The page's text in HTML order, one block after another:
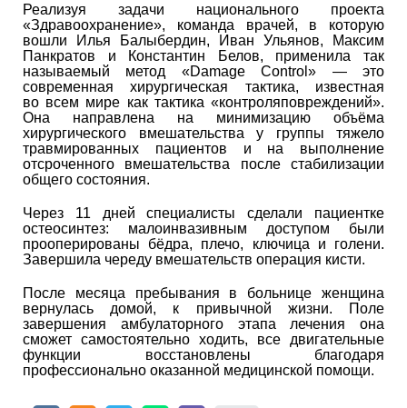
Реализуя задачи национального проекта
«Здравоохранение», команда врачей, в которую
вошли Илья Балыбердин, Иван Ульянов, Максим
Панкратов и Константин Белов, применила так
называемый метод «Damage Control» — это
современная хирургическая тактика, известная
во всем мире как тактика «контроляповреждений».
Она направлена на минимизацию объёма
хирургического вмешательства у группы тяжело
травмированных пациентов и на выполнение
отсроченного вмешательства после стабилизации
общего состояния.
Через 11 дней специалисты сделали пациентке
остеосинтез: малоинвазивным доступом были
прооперированы бёдра, плечо, ключица и голени.
Завершила череду вмешательств операция кисти.
После месяца пребывания в больнице женщина
вернулась домой, к привычной жизни. Поле
завершения амбулаторного этапа лечения она
сможет самостоятельно ходить, все двигательные
функции восстановлены благодаря
профессионально оказанной медицинской помощи.